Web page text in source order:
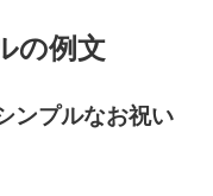
の例文
ンプルなお祝い